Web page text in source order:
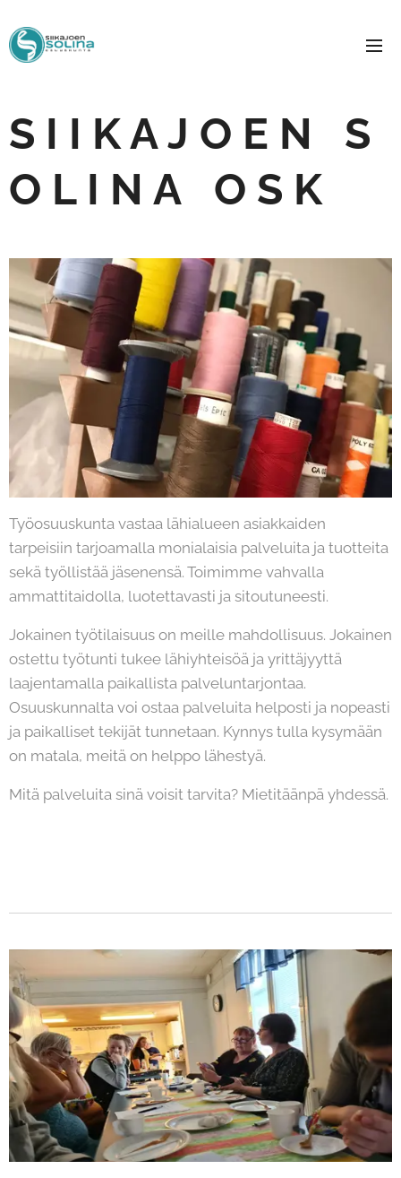
S I I K A J O E N S
O L I N A O S K
Työosuuskunta vastaa lähialueen asiakkaiden
tarpeisiin tarjoamalla monialaisia palveluita ja tuotteita
sekä työllistää jäsenensä. Toimimme vahvalla
ammattitaidolla, luotettavasti ja sitoutuneesti.
Jokainen työtilaisuus on meille mahdollisuus. Jokainen
ostettu työtunti tukee lähiyhteisöä ja yrittäjyyttä
laajentamalla paikallista palveluntarjontaa.
Osuuskunnalta voi ostaa palveluita helposti ja nopeasti
ja paikalliset tekijät tunnetaan. Kynnys tulla kysymään
on matala, meitä on helppo lähestyä.
Mitä palveluita sinä voisit tarvita? Mietitäänpä yhdessä.